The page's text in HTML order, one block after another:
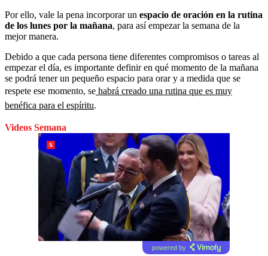
Por ello, vale la pena incorporar un espacio de oración en la rutina
de los lunes por la mañana, para así empezar la semana de la
mejor manera.
Debido a que cada persona tiene diferentes compromisos o tareas al
empezar el día, es importante definir en qué momento de la mañana
se podrá tener un pequeño espacio para orar y a medida que se
respete ese momento, se habrá creado una rutina que es muy
benéfica para el espíritu.
Videos Semana
powered by